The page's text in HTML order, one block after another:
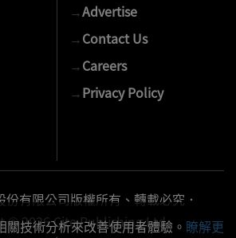
→Advertise
→Contact Us
→Careers
→Privacy Policy
有限公司版權所有、轉載必究．
© 2026 Cite Publishing Ltd.
技術分析來改善使用者體驗。 瞭解更